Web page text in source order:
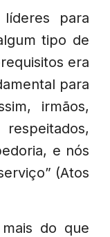
líderes para
tipo de
era
para
irmãos,
e nós
(Atos
do que